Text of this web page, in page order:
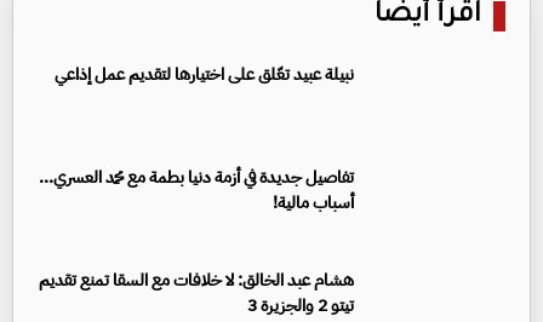
اقرأ أيضا
نبيلة عبيد تعّلق على اختيارها لتقديم عمل إذاعي
تفاصيل جديدة في أزمة دنيا بطمة مع محمد العسري...
أسباب مالية!
هشام عبد الخالق: لا خلافات مع السقا تمنع تقديم
تيتو 2 والجزيرة 3